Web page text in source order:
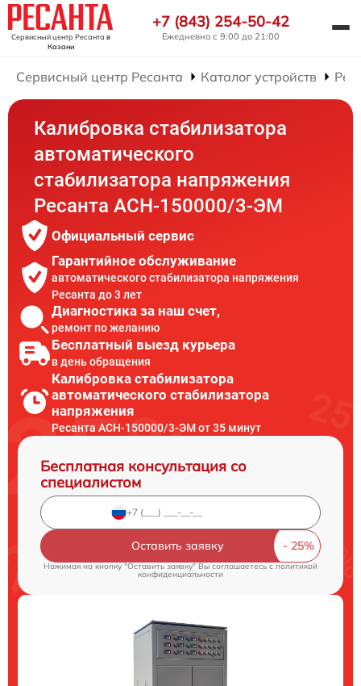
Сервисный центр Ресанта в
Казани
+7 (843) 254-50-42
Ежедневно с 9:00 до 21:00
Сервисный центр Ресанта Каталог устройств
Калибровка стабилизатора
автоматического
стабилизатора напряжения
Ресанта АСН-150000/3-ЭМ
Официальный сервис
Гарантийное обслуживание
автоматического стабилизатора напряжения
Ресанта до 3 лет
Диагностика за наш счет,
ремонт по желанию
Бесплатный выезд курьера
в день обращения
Калибровка стабилизатора
автоматического стабилизатора
напряжения
Ресанта АСН-150000/3-ЭМ от 35 минут
Бесплатная консультация со
специалистом
Оставить заявку
Нажимая на кнопку "Оставить заявку" Вы соглашаетесь cполитикой
конфиденциальности